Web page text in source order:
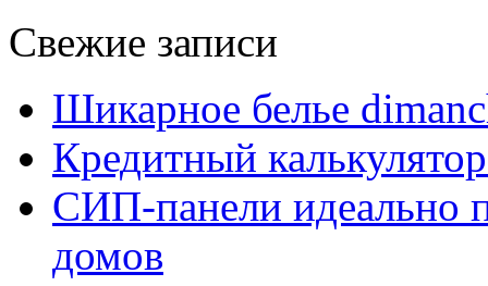
Свежие записи
Шикарное белье
Кредитный
СИП-панели идеально
домов